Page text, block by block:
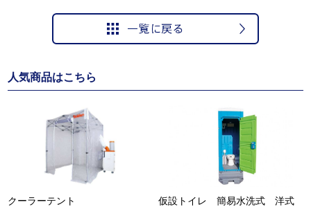
人気商品はこちら
クーラーテント 仮設トイレ 簡易水洗式 洋式